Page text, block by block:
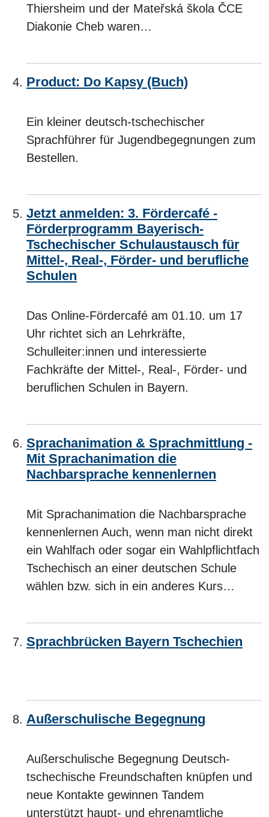
Thiersheim und der Mateřská škola ČCE
Diakonie Cheb waren…
Product: Do Kapsy (Buch)
Ein kleiner deutsch-tschechischer
Sprachführer für Jugendbegegnungen zum
Bestellen.
Jetzt anmelden: 3. Fördercafé -
Förderprogramm Bayerisch-
Tschechischer Schulaustausch für
Mittel-, Real-, Förder- und berufliche
Schulen
Das Online-Fördercafé am 01.10. um 17
Uhr richtet sich an Lehrkräfte,
Schulleiter:innen und interessierte
Fachkräfte der Mittel-, Real-, Förder- und
beruflichen Schulen in Bayern.
Sprachanimation & Sprachmittlung -
Mit Sprachanimation die
Nachbarsprache kennenlernen
Mit Sprachanimation die Nachbarsprache
kennenlernen Auch, wenn man nicht direkt
ein Wahlfach oder sogar ein Wahlpflichtfach
Tschechisch an einer deutschen Schule
wählen bzw. sich in ein anderes Kurs…
Sprachbrücken Bayern Tschechien
Außerschulische Begegnung
Außerschulische Begegnung Deutsch-
tschechische Freundschaften knüpfen und
neue Kontakte gewinnen Tandem
unterstützt haupt- und ehrenamtliche